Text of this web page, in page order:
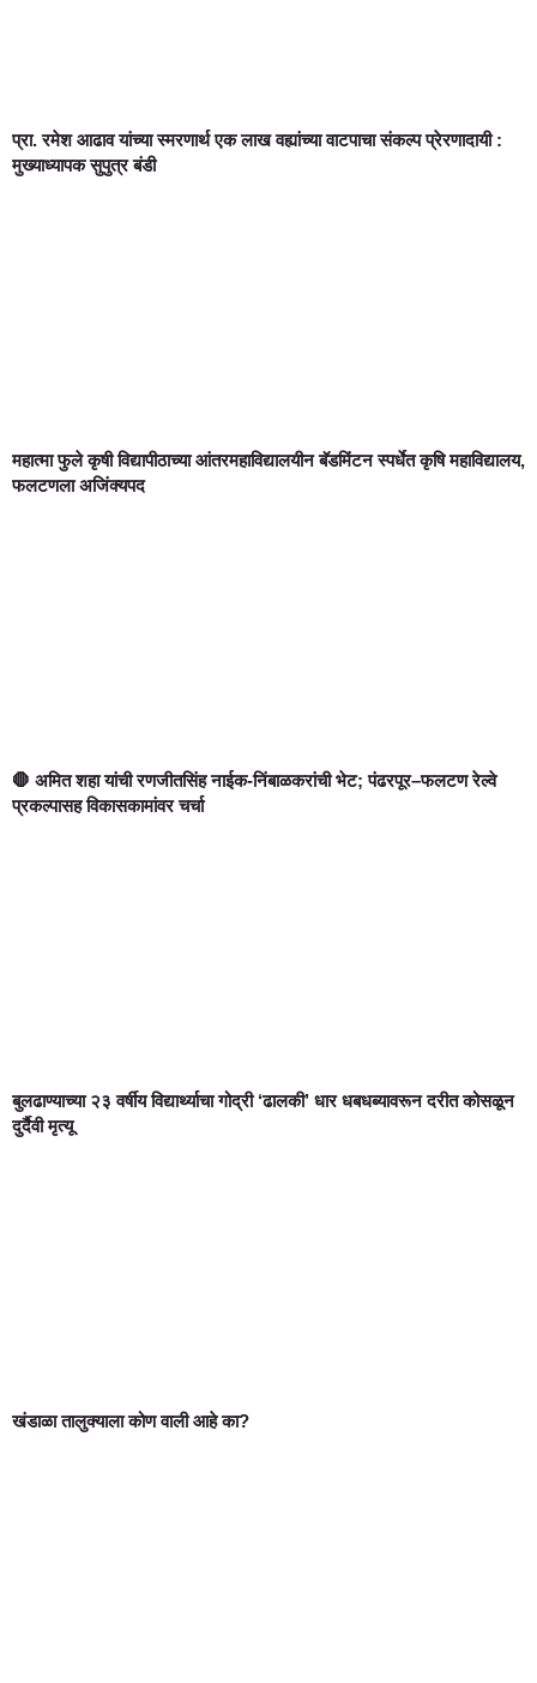
प्रा. रमेश आढाव यांच्या स्मरणार्थ एक लाख वह्यांच्या वाटपाचा संकल्प प्रेरणादायी :
मुख्याध्यापक सुपुत्र बंडी
महात्मा फुले कृषी विद्यापीठाच्या आंतरमहाविद्यालयीन बॅडमिंटन स्पर्धेत कृषि महाविद्यालय,
फलटणला अजिंक्यपद
🛑 अमित शहा यांची रणजीतसिंह नाईक-निंबाळकरांची भेट; पंढरपूर–फलटण रेल्वे
प्रकल्पासह विकासकामांवर चर्चा
बुलढाण्याच्या २३ वर्षीय विद्यार्थ्याचा गोद्री ‘ढालकी’ धार धबधब्यावरून दरीत कोसळून
दुर्दैवी मृत्यू
खंडाळा तालुक्याला कोण वाली आहे का?